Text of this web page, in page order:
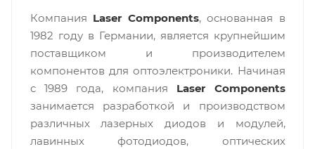
Компания Laser Components, основанная в
1982 году в Германии, является крупнейшим
поставщиком и производителем
компонентов для оптоэлектроники. Начиная
с 1989 года, компания Laser Components
занимается разработкой и производством
различных лазерных диодов и модулей,
лавинных фотодиодов, оптических